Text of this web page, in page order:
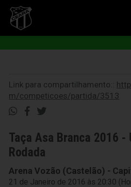
Link para compartilhamento::
m/competicoes/partida/3513
Taça Asa Branca 2016 -
Rodada
Arena Vozão (Castelão) -
21 de Janeiro de 2016 às 20:30